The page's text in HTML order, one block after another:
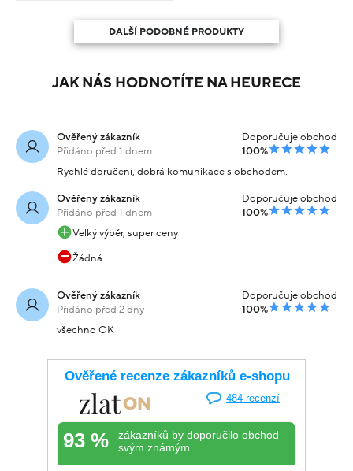
DALŠÍ PODOBNÉ PRODUKTY
JAK NÁS HODNOTÍTE NA HEURECE
Ověřený zákazník
Přidáno před 1 dnem
Doporučuje obchod
100%
Rychlé doručení, dobrá komunikace s obchodem.
Ověřený zákazník
Přidáno před 1 dnem
Doporučuje obchod
100%
Velký výběr, super ceny
Žádná
Ověřený zákazník
Přidáno před 2 dny
Doporučuje obchod
100%
všechno OK